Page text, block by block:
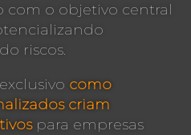
com o objetivo central
riscos.
como
criam
para empresas